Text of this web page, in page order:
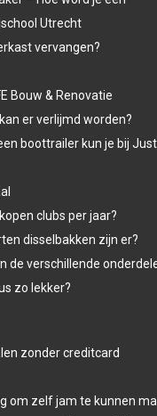
Utrecht
vervangen?
Bouw & Renovatie
er verlijmd worden?
boottrailer kun je bij
clubs per jaar?
disselbakken zijn er?
de verschillende
zo lekker?
zonder creditcard
om zelf jam te kunnen